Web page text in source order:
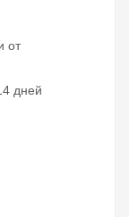
от
дней